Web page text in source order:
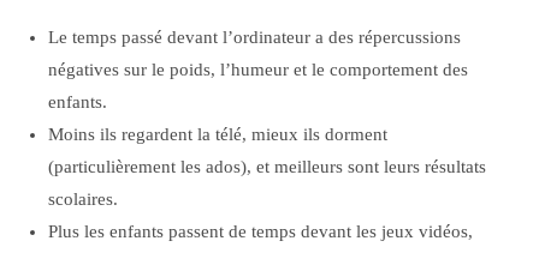
Le temps passé devant l’ordinateur a des répercussions
négatives sur le poids, l’humeur et le comportement des
enfants.
Moins ils regardent la télé, mieux ils dorment
(particulièrement les ados), et meilleurs sont leurs résultats
scolaires.
Plus les enfants passent de temps devant les jeux vidéos,